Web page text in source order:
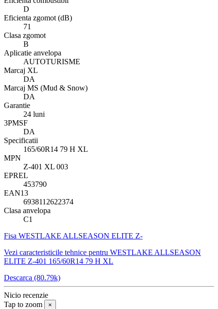
D
Eficienta zgomot (dB)
71
Clasa zgomot
B
Aplicatie anvelopa
AUTOTURISME
Marcaj XL
DA
Marcaj MS (Mud & Snow)
DA
Garantie
24 luni
3PMSF
DA
Specificatii
165/60R14 79 H XL
MPN
Z-401 XL 003
EPREL
453790
EAN13
6938112622374
Clasa anvelopa
C1
Fisa WESTLAKE ALLSEASON ELITE Z-
Vezi caracteristicile tehnice pentru WESTLAKE ALLSEASON
ELITE Z-401 165/60R14 79 H XL
Descarca (80.79k)
Nicio recenzie
Tap to zoom
×